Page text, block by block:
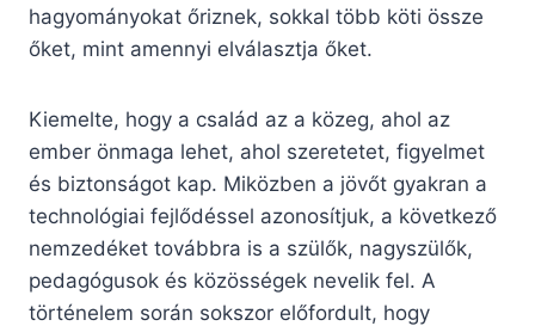
hagyományokat őriznek, sokkal több köti össze
őket, mint amennyi elválasztja őket.
Kiemelte, hogy a család az a közeg, ahol az
ember önmaga lehet, ahol szeretetet, figyelmet
és biztonságot kap. Miközben a jövőt gyakran a
technológiai fejlődéssel azonosítjuk, a következő
nemzedéket továbbra is a szülők, nagyszülők,
pedagógusok és közösségek nevelik fel. A
történelem során sokszor előfordult, hogy